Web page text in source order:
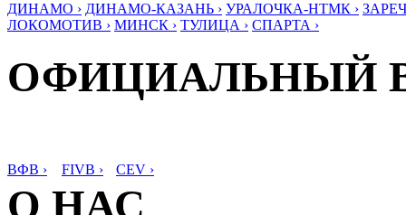
ДИНАМО › ДИНАМО-КАЗАНЬ › УРАЛОЧКА-НТМК ›
ЛОКОМОТИВ › МИНСК › ТУЛИЦА › СПАРТА ›
ОФИЦИАЛЬНЫЙ
ВФВ › FIVB › CEV ›
О НАС